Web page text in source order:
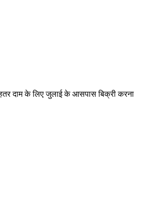
दाम के लिए जुलाई के आसपास बिक्री करना